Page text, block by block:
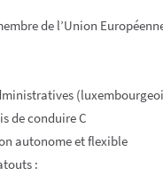
de l’Union
de conduire C
autonome et flexible
: